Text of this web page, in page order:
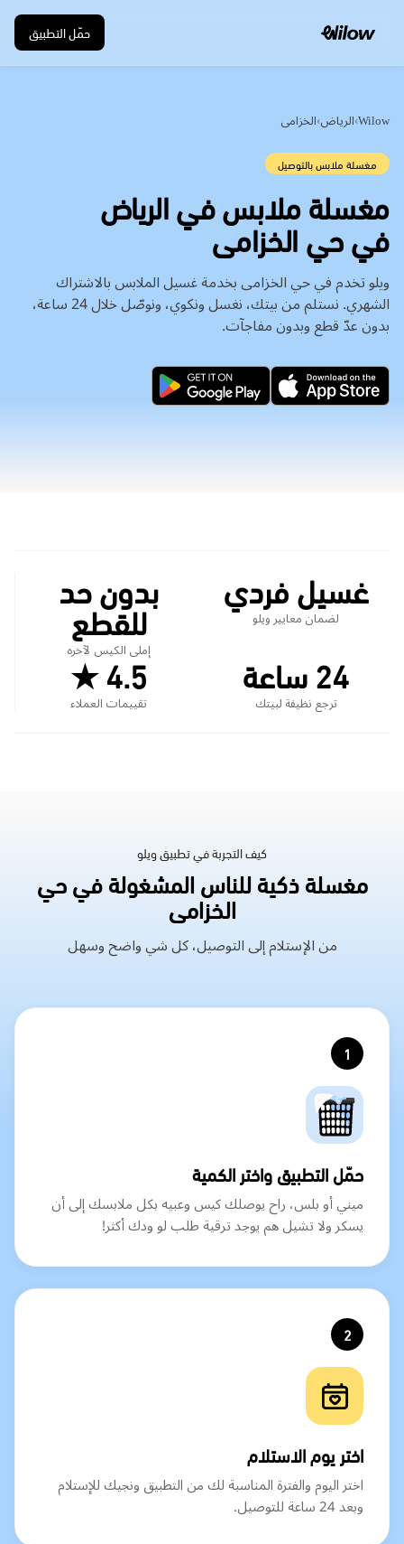
حمّل التطبيق
Wilow
›الرياض›الخزامى
مغسلة ملابس بالتوصيل
في حي الخزامى
ويلو تخدم في حي الخزامى بخدمة غسيل الملابس بالاشتراك
الشهري. نستلم من بيتك، نغسل ونكوي، ونوصّل خلال 24 ساعة،
بدون عدّ قطع وبدون مفاجآت.
غسيل فردي
لضمان معايير ويلو
بدون حد
للقطع
إملى الكيس لآخره 24 ساعة
ترجع نظيفة لبيتك
4.5 ★
تقييمات العملاء
كيف التجربة في تطبيق ويلو
مغسلة ذكية للناس المشغولة في حي
الخزامى
من الإستلام إلى التوصيل، كل شي واضح وسهل
1
حمّل التطبيق واختر الكمية
ميني أو بلس، راح يوصلك كيس وعبيه بكل ملابسك إلى أن
يسكر ولا تشيل هم يوجد ترقية طلب لو ودك أكثر!
2
اختر يوم الاستلام
اختر اليوم والفترة المناسبة لك من التطبيق ونجيك للإستلام
وبعد 24 ساعة للتوصيل.